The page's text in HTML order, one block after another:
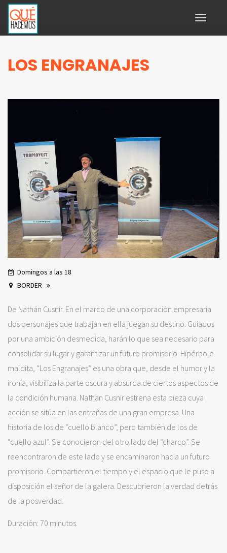
Toggle
LOS ENGRANAJES
Domingos a las 18
BORDER
De Nathán Cusnir. En el marco de una corporación empresaria
dos personajes que trabajan en ella juegan su destino. Guiados
por una ambición desmedida, harán lo que sea necesario para
consolidar su lugar y garantizar un futuro promisorio. Hipérbole
maldita, “Los Engranajes” es una obra que, desde el humor y la
ironía, visibiliza la parte oscura y absurda de ciertos aspectos de
la condición humana. Nathan Cusnir estrena esta pieza cuya
acción se sitúa en las entrañas de una gran empresa. Una
historia de los de “cuello blanco”, pero también de los de
“cuello azul”. Se conocieron del otro lado del “charco”. Se
reencontraron de este lado y se encaminaron hacia un futuro
promisorio. Compartieron el tiempo y el espacio que le puso a
disposición el señor de la galera. Descubrieron la verdad detrás
de la posverdad.
Duración: 70 minutos.